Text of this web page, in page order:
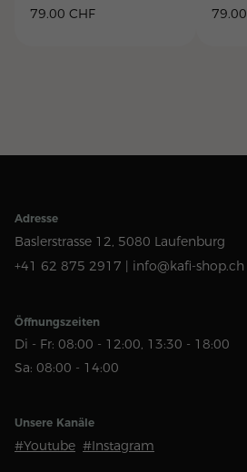
79.00 CHF 79.00
Adresse
Baslerstrasse 12, 5080 Laufenburg
+41 62 875 2917 | info@kafi-shop.ch
Öffnungszeiten
Di - Fr: 08:00 - 12:00, 13:30 - 18:00
Sa: 08:00 - 14:00
Unsere Kanäle
#Youtube #Instagram